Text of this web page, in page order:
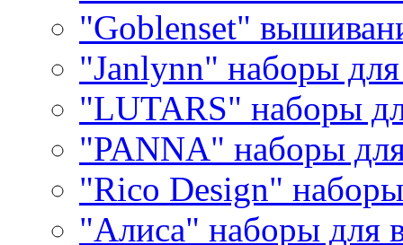
"Goblenset"
"Janlynn" наборы
"LUTARS" наборы
"PANNA" наборы
"Rico Design"
"Алиса" наборы для